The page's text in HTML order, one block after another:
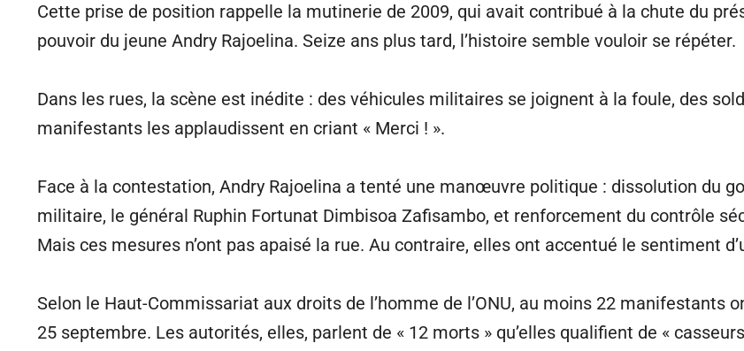
Cette prise de position rappelle la mutinerie de 2009, qui avait contribué à la chute du
pouvoir du jeune Andry Rajoelina. Seize ans plus tard, l’histoire semble vouloir se répéter.
Dans les rues, la scène est inédite : des véhicules militaires se joignent à la foule, des
manifestants les applaudissent en criant « Merci ! ».
Face à la contestation, Andry Rajoelina a tenté une manœuvre politique : dissolution du
militaire, le général Ruphin Fortunat Dimbisoa Zafisambo, et renforcement du contrôle
Mais ces mesures n’ont pas apaisé la rue. Au contraire, elles ont accentué le sentiment
Selon le Haut-Commissariat aux droits de l’homme de l’ONU, au moins 22 manifestants
25 septembre. Les autorités, elles, parlent de « 12 morts » qu’elles qualifient de «